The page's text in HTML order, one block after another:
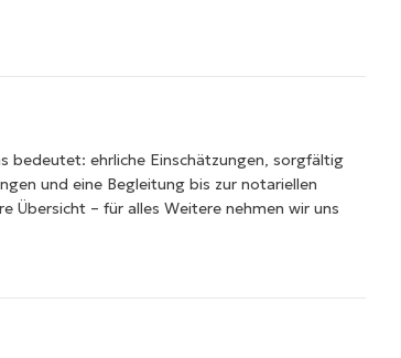
bedeutet: ehrliche Einschätzungen, sorgfältig
und eine Begleitung bis zur notariellen
Übersicht – für alles Weitere nehmen wir uns